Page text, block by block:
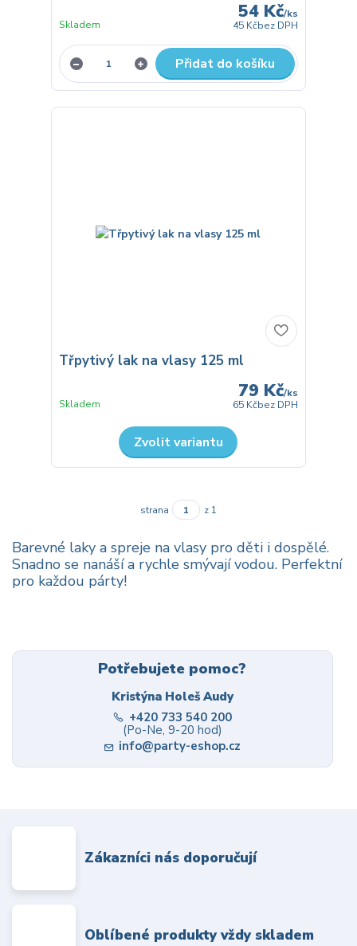
54 Kč/ks
45 Kčbez DPH
Skladem
Přidat do košíku
Třpytivý lak na vlasy 125 ml
79 Kč/ks
65 Kčbez DPH
Skladem
Zvolit variantu
strana z 1
Barevné laky a spreje na vlasy pro děti i dospělé.
Snadno se nanáší a rychle smývají vodou. Perfektní
pro každou párty!
Potřebujete pomoc?
Kristýna Holeš Audy
+420 733 540 200
(Po-Ne, 9-20 hod)
info@party-eshop.cz
Zákazníci nás doporučují
Oblíbené produkty vždy skladem